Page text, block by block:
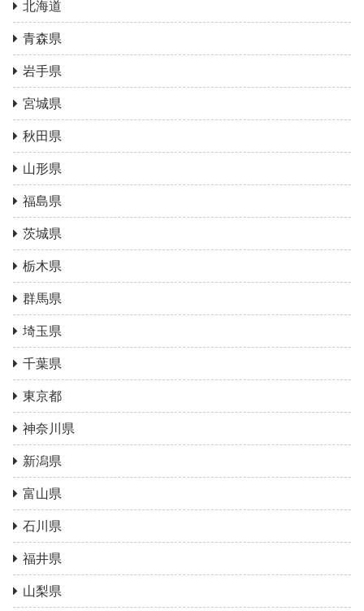
北海道
青森県
岩手県
宮城県
秋田県
山形県
福島県
茨城県
栃木県
群馬県
埼玉県
千葉県
東京都
神奈川県
新潟県
富山県
石川県
福井県
山梨県